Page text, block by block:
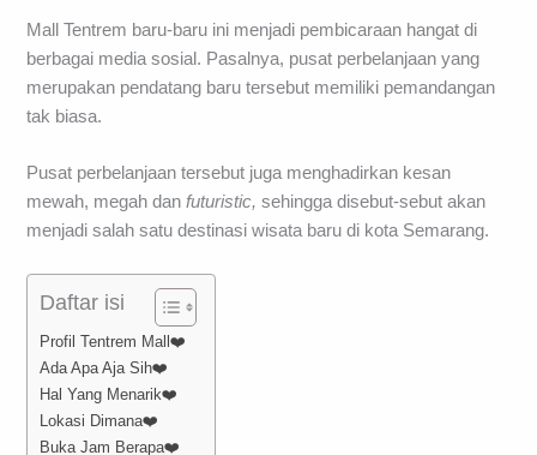
Mall Tentrem baru-baru ini menjadi pembicaraan hangat di
berbagai media sosial. Pasalnya, pusat perbelanjaan yang
merupakan pendatang baru tersebut memiliki pemandangan
tak biasa.
Pusat perbelanjaan tersebut juga menghadirkan kesan
mewah, megah danfuturistic, sehingga disebut-sebut akan
menjadi salah satu destinasi wisata baru di kota Semarang.
Daftar isi
Profil Tentrem Mall❤️
Ada Apa Aja Sih❤️
Hal Yang Menarik❤️
Lokasi Dimana❤️
Buka Jam Berapa❤️